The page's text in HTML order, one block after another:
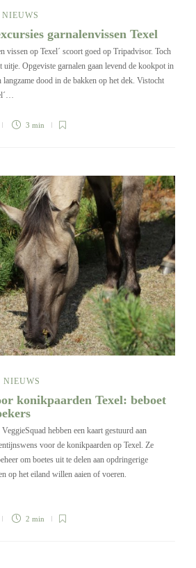
NIEUWS
garnalenvissen Texel
vissen op Texel´ scoort goed op Tripadvisor. Toch
uitje. Opgeviste garnalen gaan levend de kookpot in
langzame dood in de bakken op het dek. Vistocht
3 min
NIEUWS
konikpaarden Texel: beboet
hebben een kaart gestuurd aan
voor de konikpaarden op Texel. Ze
om boetes uit te delen aan opdringerige
op het eiland willen aaien of voeren.
2 min